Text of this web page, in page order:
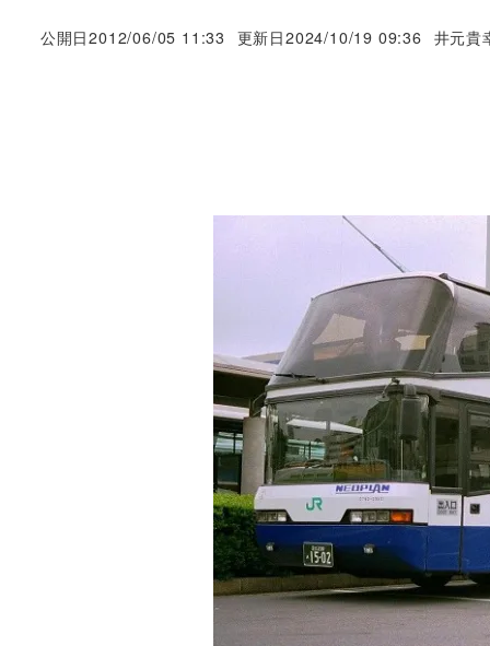
公開日2012/06/05 11:33 更新日2024/10/19 09:36 著
井元貴